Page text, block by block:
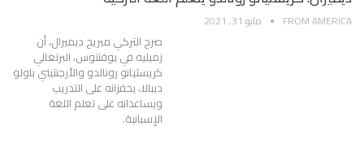
FROM AMERICA مايو 31, 2021
صرح التركي ميريح ديميرال، أن
زميليه في يوفنتوس، البرتغالي
كريستيانو رونالدو والأرجنتيني باولو
ديبالا، يحفزانه على التدريب
ويساعدانه على تعلم اللغة
الإسبانية.